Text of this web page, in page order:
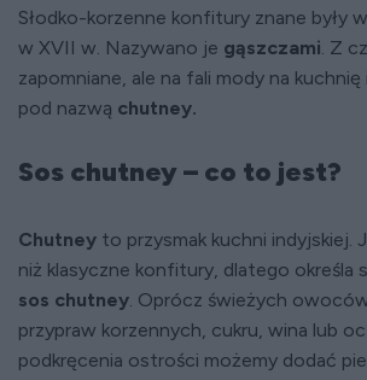
Słodko-korzenne konfitury znane były
w XVII w. Nazywano je gąszczami. Z
zapomniane, ale na fali mody na
pod nazwą chutney.
Sos chutney – co to jest?
Chutney to przysmak kuchni indyjskiej.
niż klasyczne konfitury, dlatego określa
sos chutney. Oprócz świeżych
przypraw korzennych, cukru, wina lub
podkręcenia ostrości możemy dodać